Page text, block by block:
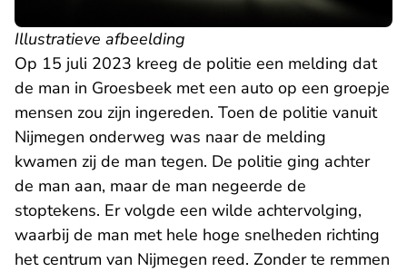
Illustratieve afbeelding
Op 15 juli 2023 kreeg de politie een melding dat
de man in Groesbeek met een auto op een groepje
mensen zou zijn ingereden. Toen de politie vanuit
Nijmegen onderweg was naar de melding
kwamen zij de man tegen. De politie ging achter
de man aan, maar de man negeerde de
stoptekens. Er volgde een wilde achtervolging,
waarbij de man met hele hoge snelheden richting
het centrum van Nijmegen reed. Zonder te remmen